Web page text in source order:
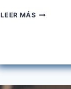
LEER MÁSLA